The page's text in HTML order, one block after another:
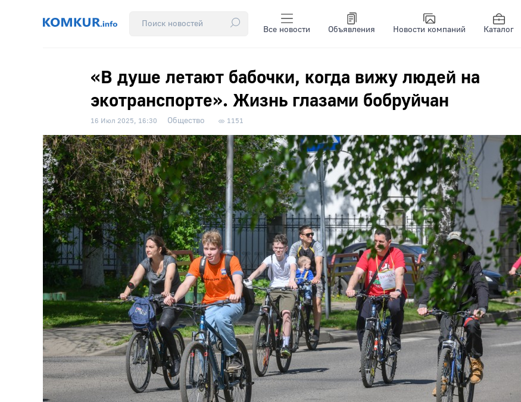
Все новости Объявления Новости компаний Каталог
«В душе летают бабочки, когда вижу людей на
экотранспорте». Жизнь глазами бобруйчан
16 Июл 2025, 16:30 Общество 1151